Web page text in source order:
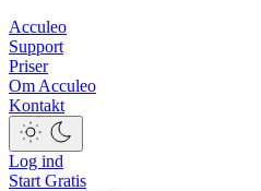
Acculeo
Support
Priser
Om Acculeo
Kontakt
Log ind
Start Gratis